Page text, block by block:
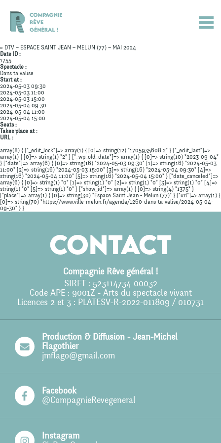
Actualités
Spectacles
Compagnie
Action culturelle
Ils nous soutiennent
Contact
» DTV – ESPACE SAINT JEAN – MELUN (77) – MAI 2024
Date ID :
1755
Spectacle :
Dans ta valise
Start at :
2024-05-03 09:30
2024-05-03 11:00
2024-05-03 15:00
2024-05-04 09:30
2024-05-04 11:00
2024-05-04 15:00
Seats :
Takes place at :
URL :
array(8) { ["_edit_lock"]=> array(1) { [0]=> string(12) "1705935608:2" } ["_edit_last"]=>
array(1) { [0]=> string(1) "2" } ["_wp_old_date"]=> array(1) { [0]=> string(10) "2023-09-04"
} ["date"]=> array(6) { [0]=> string(16) "2024-05-03 09:30" [1]=> string(16) "2024-05-03
11:00" [2]=> string(16) "2024-05-03 15:00" [3]=> string(16) "2024-05-04 09:30" [4]=>
string(16) "2024-05-04 11:00" [5]=> string(16) "2024-05-04 15:00" } ["date_canceled"]=>
array(6) { [0]=> string(1) "0" [1]=> string(1) "0" [2]=> string(1) "0" [3]=> string(1) "0" [4]=>
string(1) "0" [5]=> string(1) "0" } ["show_id"]=> array(1) { [0]=> string(4) "1375" }
["place"]=> array(1) { [0]=> string(30) "Espace Saint Jean - Melun (77)" } ["url"]=> array(1) {
[0]=> string(70) "https://www.ville-melun.fr/agenda/1260-dans-ta-valise/2024-05-04-
09-30" } }
Contact
Compagnie Rêve général !
SIRET : 523114734 00032
Code APE : 9001Z - Arts du spectacle vivant
Licences 2 et 3 : PLATESV-R-2022-011809 / 010731
Production & Diffusion - Jean-Michel
Flagothier
jmflago@gmail.com
Facebook
@CompagnieRevegeneral
Instagram